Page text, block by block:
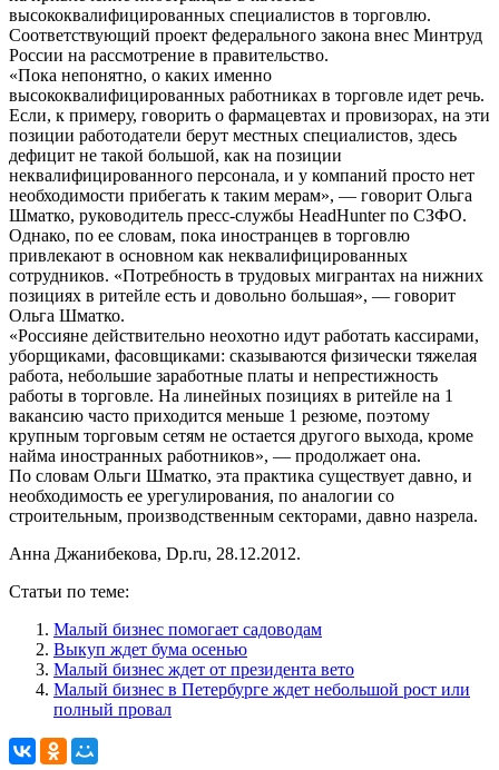
высококвалифицированных специалистов в торговлю.
Соответствующий проект федерального закона внес Минтруд
России на рассмотрение в правительство.
«Пока непонятно, о каких именно
высококвалифицированных работниках в торговле идет речь.
Если, к примеру, говорить о фармацевтах и провизорах, на эти
позиции работодатели берут местных специалистов, здесь
дефицит не такой большой, как на позиции
неквалифицированного персонала, и у компаний просто нет
необходимости прибегать к таким мерам», — говорит Ольга
Шматко, руководитель пресс-службы HeadHunter по СЗФО.
Однако, по ее словам, пока иностранцев в торговлю
привлекают в основном как неквалифицированных
сотрудников. «Потребность в трудовых мигрантах на нижних
позициях в ритейле есть и довольно большая», — говорит
Ольга Шматко.
«Россияне действительно неохотно идут работать кассирами,
уборщиками, фасовщиками: сказываются физически тяжелая
работа, небольшие заработные платы и непрестижность
работы в торговле. На линейных позициях в ритейле на 1
вакансию часто приходится меньше 1 резюме, поэтому
крупным торговым сетям не остается другого выхода, кроме
найма иностранных работников», — продолжает она.
По словам Ольги Шматко, эта практика существует давно, и
необходимость ее урегулирования, по аналогии со
строительным, производственным секторами, давно назрела.
Анна Джанибекова, Dp.ru, 28.12.2012.
Статьи по теме:
Малый бизнес помогает садоводам
Выкуп ждет бума осенью
Малый бизнес ждет от президента вето
Малый бизнес в Петербурге ждет небольшой рост или
полный провал